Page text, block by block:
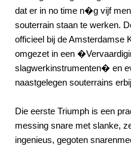
dat er in no time n�g vijf
souterrain staan te werken.
officieel bij de Amsterdamse
omgezet in een
slagwerkinstrumenten� en
naastgelegen souterrains
Die eerste Triumph is een
messing snare met slanke,
ingenieus, gegoten